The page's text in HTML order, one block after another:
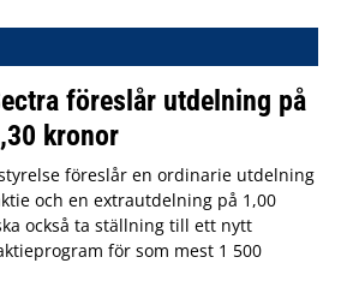
föreslår utdelning på
kronor
föreslår en ordinarie utdelning
och en extrautdelning på 1,00
också ta ställning till ett nytt
för som mest 1 500